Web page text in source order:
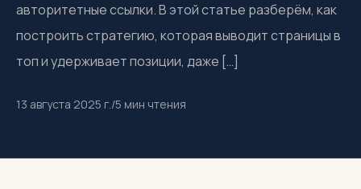
авторитетные ссылки. В этой статье разберём, как
построить стратегию, которая выводит страницы в
топ и удерживает позиции, даже […]
13 августа 2025 г./5 мин чтения